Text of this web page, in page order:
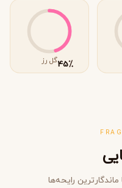
٪45گل رز
رایحه‌ها